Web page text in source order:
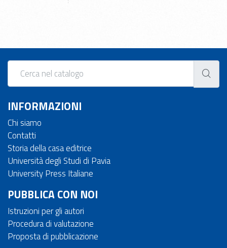
INFORMAZIONI
Chi siamo
Contatti
Storia della casa editrice
Università degli Studi di Pavia
University Press Italiane
PUBBLICA CON NOI
Istruzioni per gli autori
Procedura di valutazione
Proposta di pubblicazione